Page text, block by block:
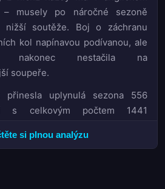
musely po náročné sezoně
nižší soutěže. Boj o záchranu
kol napínavou podívanou, ale
nakonec nestačila na
soupeře.
uplynulá sezona 556
s celkovým počtem 1441
zůstává jednou z
si plnou analýzu